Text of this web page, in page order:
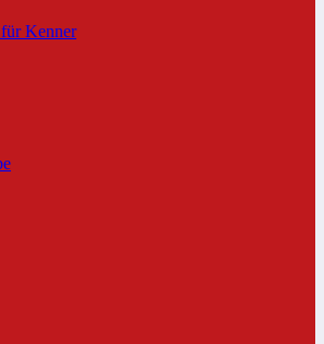
Kenner